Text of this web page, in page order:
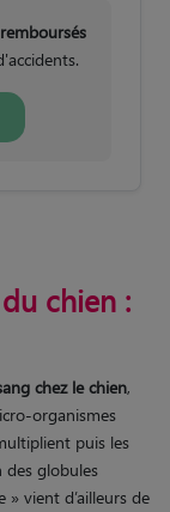
chien :
chez le chien,
organismes
puis les
globules
vient d’ailleurs de